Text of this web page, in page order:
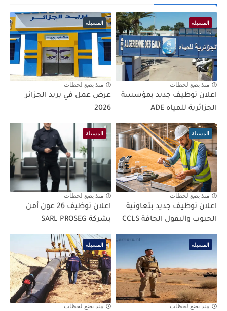
المسيلة
منذ بضع لحظات
اعلان توظيف جديد بمؤسسة
الجزائرية للمياه ADE
المسيلة
منذ بضع لحظات
عرض عمل في بريد الجزائر
2026
المسيلة
منذ بضع لحظات
اعلان توظيف جديد بتعاونية
الحبوب والبقول الجافة CCLS
المسيلة
منذ بضع لحظات
اعلان توظيف 26 عون أمن
بشركة SARL PROSEG
المسيلة
منذ بضع لحظات
المسيلة
منذ بضع لحظات